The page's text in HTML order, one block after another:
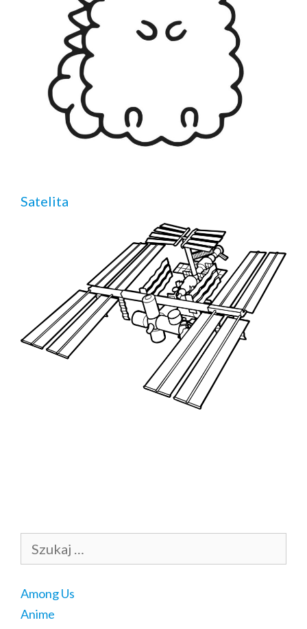
Satelita
Among Us
Anime